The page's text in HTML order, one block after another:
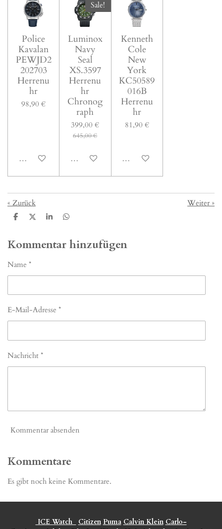
Police
Kavalan
PEWJD2
202703
Herrenu
hr
98,90 €
In den Warenkorb
Sale!
Luminox
Navy
Seal
XS.3597
Herrenu
hr
Chronog
raph
399,00 €
645,00 €
In den Warenkorb
Kenneth
Cole
New
York
KC50589
016B
Herrenu
hr
81,90 €
In den Warenkorb
« Zurück Weiter»
T
l
e
T
l
e
T
l
e
T
l
e
Kommentar hinzufügen
Name *
E-Mail-Adresse *
Nachricht *
Kommentar absenden
Kommentare
Es gibt noch keine Kommentare.
ICE Watch Citizen Puma Calvin Klein Carlo-